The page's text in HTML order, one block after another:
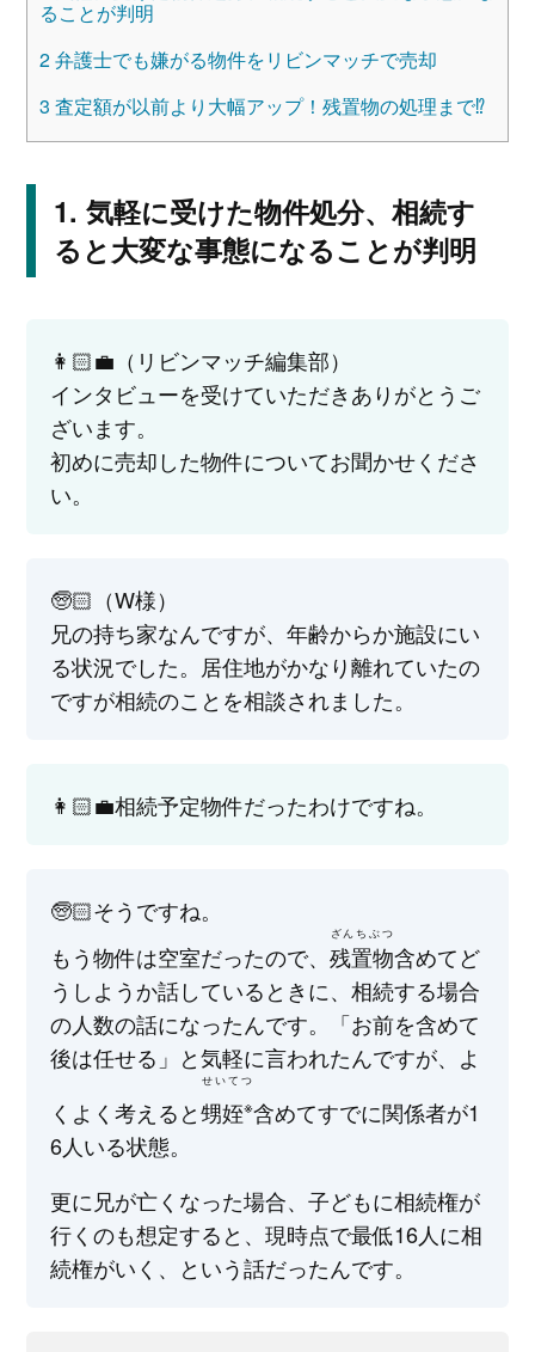
ることが判明
2弁護士でも嫌がる物件をリビンマッチで売却
3 査定額が以前より大幅アップ！残置物の処理まで⁉
気軽に受けた物件処分、相続す
ると大変な事態になることが判明
👩🏻‍💼（リビンマッチ編集部）
インタビューを受けていただきありがとうご
ざいます。
初めに売却した物件についてお聞かせくださ
い。
🧓🏻（W様）
兄の持ち家なんですが、年齢からか施設にい
る状況でした。居住地がかなり離れていたの
ですが相続のことを相談されました。
👩🏻‍💼相続予定物件だったわけですね。
🧓🏻そうですね。
もう物件は空室だったので、 残置物
ざんちぶつ
含めてど
うしようか話しているときに、相続する場合
の人数の話になったんです。「お前を含めて
後は任せる」と気軽に言われたんですが、よ
くよく考えると甥姪※
せいてつ
含めてすでに関係者が1
6人いる状態。
更に兄が亡くなった場合、子どもに相続権が
行くのも想定すると、現時点で最低16人に相
続権がいく、という話だったんです。